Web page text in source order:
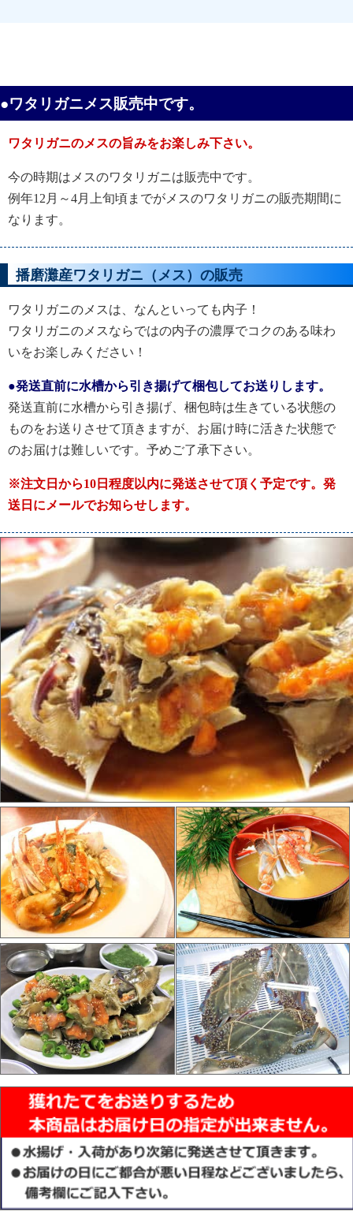
●ワタリガニメス販売中です。
ワタリガニのメスの旨みをお楽しみ下さい。
今の時期はメスのワタリガニは販売中です。
例年12月～4月上旬頃までがメスのワタリガニの販売期間に
なります。
播磨灘産ワタリガニ（メス）の販売
ワタリガニのメスは、なんといっても内子！
ワタリガニのメスならではの内子の濃厚でコクのある味わ
いをお楽しみください！
●発送直前に水槽から引き揚げて梱包してお送りします。
発送直前に水槽から引き揚げ、梱包時は生きている状態の
ものをお送りさせて頂きますが、お届け時に活きた状態で
のお届けは難しいです。予めご了承下さい。
※注文日から10日程度以内に発送させて頂く予定です。発
送日にメールでお知らせします。